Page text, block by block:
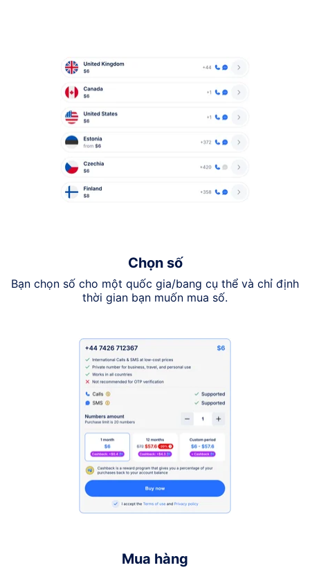
Chọn số
Bạn chọn số cho một quốc gia/bang cụ thể và chỉ định
thời gian bạn muốn mua số.
Mua hàng